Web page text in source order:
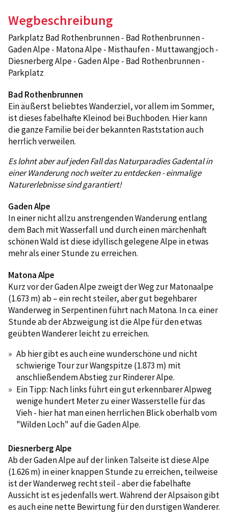
Wegbeschreibung
Parkplatz Bad Rothenbrunnen - Bad Rothenbrunnen -
Gaden Alpe - Matona Alpe - Misthaufen - Muttawangjoch -
Diesnerberg Alpe - Gaden Alpe - Bad Rothenbrunnen -
Parkplatz
Bad Rothenbrunnen
Ein äußerst beliebtes Wanderziel, vor allem im Sommer,
ist dieses fabelhafte Kleinod bei Buchboden. Hier kann
die ganze Familie bei der bekannten Raststation auch
herrlich verweilen.
Es lohnt aber auf jeden Fall das Naturparadies Gadental in
einer Wanderung noch weiter zu entdecken - einmalige
Naturerlebnisse sind garantiert!
Gaden Alpe
In einer nicht allzu anstrengenden Wanderung entlang
dem Bach mit Wasserfall und durch einen märchenhaft
schönen Wald ist diese idyllisch gelegene Alpe in etwas
mehr als einer Stunde zu erreichen.
Matona Alpe
Kurz vor der Gaden Alpe zweigt der Weg zur Matonaalpe
(1.673 m) ab – ein recht steiler, aber gut begehbarer
Wanderweg in Serpentinen führt nach Matona. In ca. einer
Stunde ab der Abzweigung ist die Alpe für den etwas
geübten Wanderer leicht zu erreichen.
Ab hier gibt es auch eine wunderschöne und nicht
schwierige Tour zur Wangspitze (1.873 m) mit
anschließendem Abstieg zur Rinderer Alpe.
Ein Tipp: Nach links führt ein gut erkennbarer Alpweg
wenige hundert Meter zu einer Wasserstelle für das
Vieh - hier hat man einen herrlichen Blick oberhalb vom
"Wilden Loch" auf die Gaden Alpe.
Diesnerberg Alpe
Ab der Gaden Alpe auf der linken Talseite ist diese Alpe
(1.626 m) in einer knappen Stunde zu erreichen, teilweise
ist der Wanderweg recht steil - aber die fabelhafte
Aussicht ist es jedenfalls wert. Während der Alpsaison gibt
es auch eine nette Bewirtung für den durstigen Wanderer.